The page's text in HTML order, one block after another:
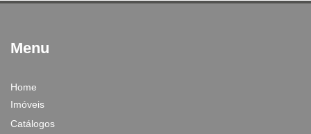
Menu
Home
Imóveis
Catálogos